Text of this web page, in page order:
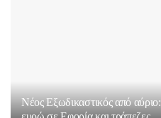
Νέος Εξωδικαστικός από